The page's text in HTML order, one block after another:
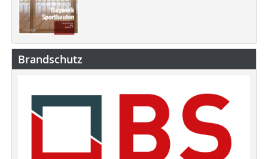
Brandschutz